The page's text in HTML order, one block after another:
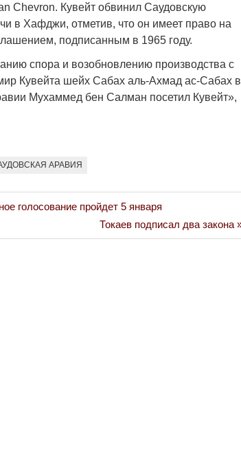
Chevron. Кувейт обвинил Саудовскую
в Хафджи, отметив, что он имеет право на
подписанным в 1965 году.
спора и возобновлению производства с
Кувейта шейх Сабах аль-Ахмад ас-Сабах в
Мухаммед бен Салман посетил Кувейт»,
АРАВИЯ
голосование пройдет 5 января
Next
Post:
Токаев подписал два закона
Сороса
08.11.2024 09:00 50969